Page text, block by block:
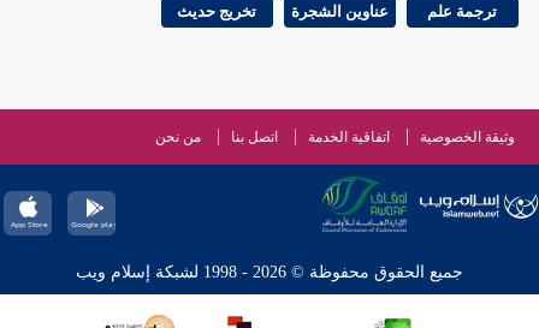
ترجمة علم عناوين الشجرة تخريج حديث
وثيقة الخصوصية اتفاقية الخدمة اتصل بنا من نحن
جميع الحقوق محفوظة © 2026 - 1998 لشبكة إسلام ويب